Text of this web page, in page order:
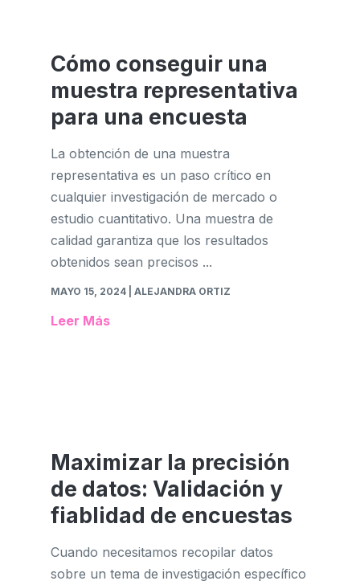
Cómo conseguir una
muestra representativa
para una encuesta
La obtención de una muestra
representativa es un paso crítico en
cualquier investigación de mercado o
estudio cuantitativo. Una muestra de
calidad garantiza que los resultados
obtenidos sean precisos ...
MAYO 15, 2024 | ALEJANDRA ORTIZ
Leer Más
Maximizar la precisión
de datos: Validación y
fiablidad de encuestas
Cuando necesitamos recopilar datos
sobre un tema de investigación específico